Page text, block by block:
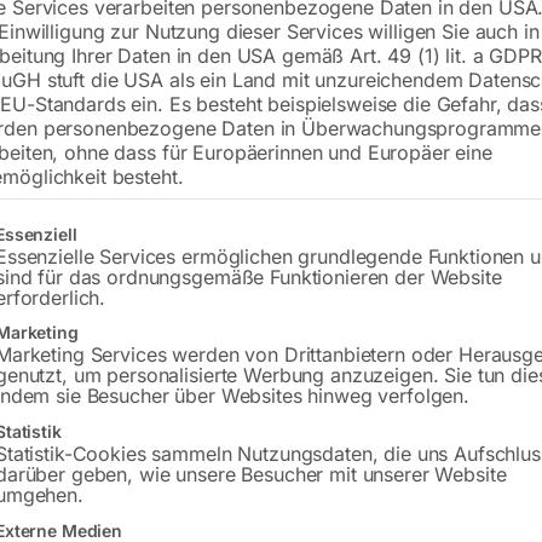
Größe (LxBxH) 801 x 524 x 931
€1.164,00 €2.038,80
inkl. MwSt. Kostenloser Versand
Bitte beachten Sie: Die Versandkosten
In den
Sie haben
Gerne
Services verarbeiten personenbezogene Daten in den
zur Nutzung dieser Services willigen Sie auch
Ihrer Daten in den USA gemäß Art. 49 (1) lit. a
stuft die USA als ein Land mit unzureichendem
Standards ein. Es besteht beispielsweise die Gefahr,
personenbezogene Daten in
ohne dass für Europäerinnen und Europäer eine
besteht.
eine Liste der Service-Gruppen, für die eine Einwilligung erteilt
Services ermöglichen grundlegende Funktionen
für das ordnungsgemäße Funktionieren der Website
Services werden von Drittanbietern oder
um personalisierte Werbung anzuzeigen. Sie tun
sie Besucher über Websites hinweg verfolgen.
Cookies sammeln Nutzungsdaten, die uns
geben, wie unsere Besucher mit unserer Website
Medien